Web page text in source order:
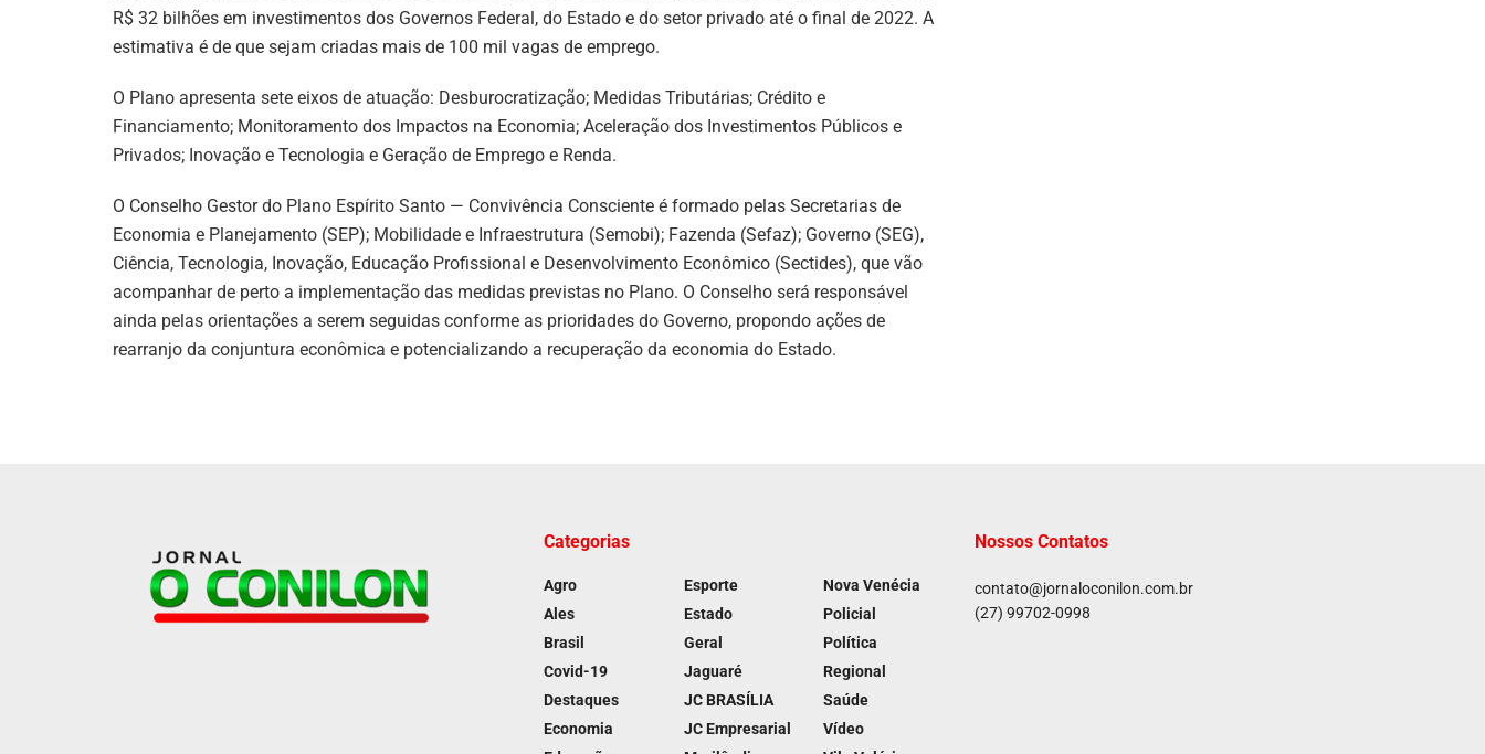
R$ 32 bilhões em investimentos dos Governos Federal, do Estado e do setor privado até o final de 2022. A
estimativa é de que sejam criadas mais de 100 mil vagas de emprego.
O Plano apresenta sete eixos de atuação: Desburocratização; Medidas Tributárias; Crédito e
Financiamento; Monitoramento dos Impactos na Economia; Aceleração dos Investimentos Públicos e
Privados; Inovação e Tecnologia e Geração de Emprego e Renda.
O Conselho Gestor do Plano Espírito Santo — Convivência Consciente é formado pelas Secretarias de
Economia e Planejamento (SEP); Mobilidade e Infraestrutura (Semobi); Fazenda (Sefaz); Governo (SEG),
Ciência, Tecnologia, Inovação, Educação Profissional e Desenvolvimento Econômico (Sectides), que vão
acompanhar de perto a implementação das medidas previstas no Plano. O Conselho será responsável
ainda pelas orientações a serem seguidas conforme as prioridades do Governo, propondo ações de
rearranjo da conjuntura econômica e potencializando a recuperação da economia do Estado.
Categorias
Agro
Ales
Brasil
Covid-19
Destaques
Economia
Esporte
Estado
Geral
Jaguaré
JC BRASÍLIA
JC Empresarial
Nova Venécia
Policial
Política
Regional
Saúde
Vídeo
Nossos Contatos
contato@jornaloconilon.com.br
(27) 99702-0998